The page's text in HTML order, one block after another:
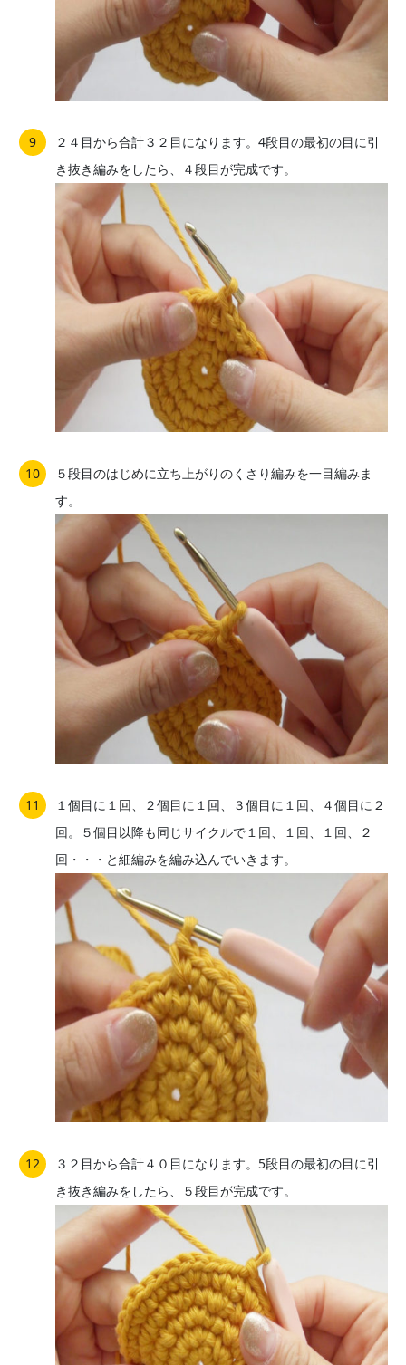
２４目から合計３２目になります。4段目の最初の目に引
き抜き編みをしたら、４段目が完成です。
５段目のはじめに立ち上がりのくさり編みを一目編みま
す。
１個目に１回、２個目に１回、３個目に１回、４個目に２
回。５個目以降も同じサイクルで１回、１回、１回、２
回・・・と細編みを編み込んでいきます。
３２目から合計４０目になります。5段目の最初の目に引
き抜き編みをしたら、５段目が完成です。